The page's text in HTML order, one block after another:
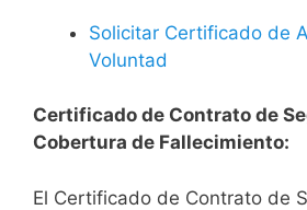
Solicitar Certificado de
Voluntad
Certificado de Contrato de
Cobertura de Fallecimiento:
El Certificado de Contrato de